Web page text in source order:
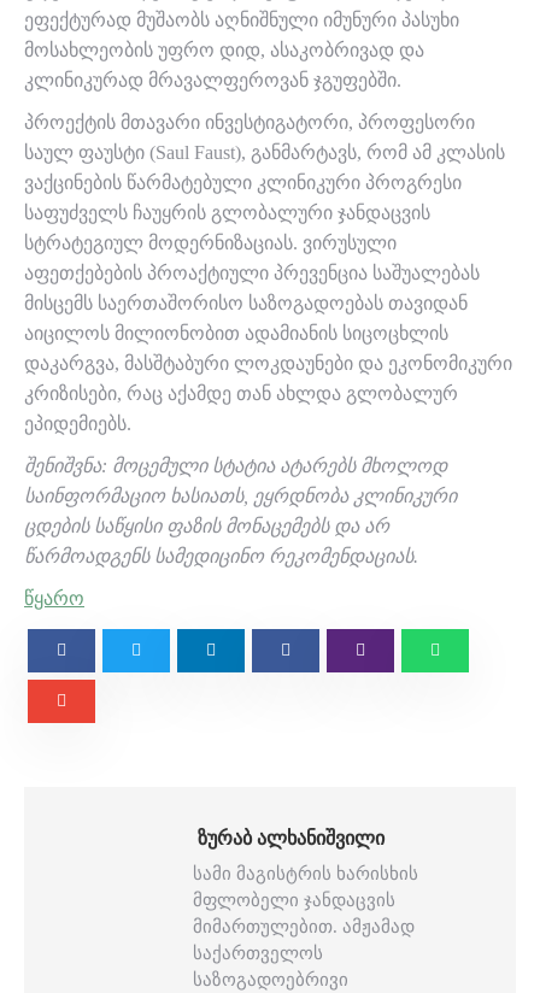
ეფექტურად მუშაობს აღნიშნული იმუნური პასუხი
მოსახლეობის უფრო დიდ, ასაკობრივად და
კლინიკურად მრავალფეროვან ჯგუფებში.
პროექტის მთავარი ინვესტიგატორი, პროფესორი
საულ ფაუსტი (Saul Faust), განმარტავს, რომ ამ კლასის
ვაქცინების წარმატებული კლინიკური პროგრესი
საფუძველს ჩაუყრის გლობალური ჯანდაცვის
სტრატეგიულ მოდერნიზაციას. ვირუსული
აფეთქებების პროაქტიული პრევენცია საშუალებას
მისცემს საერთაშორისო საზოგადოებას თავიდან
აიცილოს მილიონობით ადამიანის სიცოცხლის
დაკარგვა, მასშტაბური ლოკდაუნები და ეკონომიკური
კრიზისები, რაც აქამდე თან ახლდა გლობალურ
ეპიდემიებს.
შენიშვნა: მოცემული სტატია ატარებს მხოლოდ
საინფორმაციო ხასიათს, ეყრდნობა კლინიკური
ცდების საწყისი ფაზის მონაცემებს და არ
წარმოადგენს სამედიცინო რეკომენდაციას.
წყარო
ᲖᲣᲠᲐᲑ ᲐᲚᲮᲐᲜᲘᲨᲕᲘᲚᲘ
სამი მაგისტრის ხარისხის
მფლობელი ჯანდაცვის
მიმართულებით. ამჟამად
საქართველოს
საზოგადოებრივი